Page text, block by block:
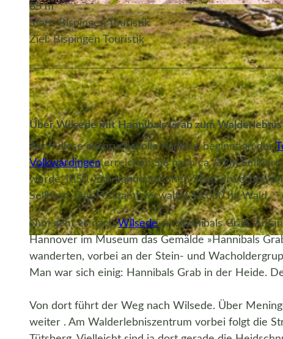
© Erlebniswelt Lüneburger Heide / Markus Tiemann |CC-BY-SA
© Bispingen Touristik, Markus Tiemann
85 m
Start: Bispingen Touristik
Ziel: Bispingen Touristik
Über Wilsede mit Hannibals Grab zum
Auch diese anspruchsvolle Radtour beginnt an der
Volkwardingenerreichen Sie nach ca. 9 km
wurde 1850 vom hannoverschen Staat erworben
Sellhorn. Das Forstamt verwaltet 14.000 ha Wald.
Nun geht es nachWilsedezu Hannibals Grab.
Hannover im Museum das Gemälde »Hannibals
wanderten, vorbei an der Stein- und
Man war sich einig: Hannibals Grab in der Heide.
Von dort führt der Weg nach Wilsede. Über
weiter . Am Walderlebniszentrum vorbei folgt die